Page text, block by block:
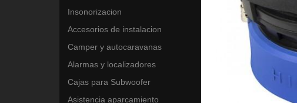
Insonorizacion
Accesorios de instalacion
Camper y autocaravanas
Alarmas y localizadores
Cajas para Subwoofer
Asistencia aparcamiento